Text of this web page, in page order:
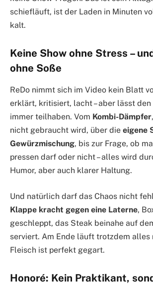
schiefläuft, ist der Laden in Minuten
kalt.
Keine Show ohne Stress –
ohne Soße
ReDo nimmt sich im Video kein Blatt
erklärt, kritisiert, lacht – aber lässt den
immer teilhaben. Vom Kombi-Dämpfer
nicht gebraucht wird, über die eigene
Gewürzmischung, bis zur Frage, ob
pressen darf oder nicht – alles wird
Humor, aber auch klarer Haltung.
Und natürlich darf das Chaos nicht
Klappe kracht gegen eine Laterne,
geschleppt, das Steak beinahe auf
serviert. Am Ende läuft trotzdem alles
Fleisch ist perfekt gegart.
Honoré: Kein Praktikant,